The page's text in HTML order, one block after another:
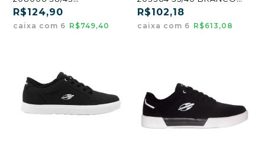
GREY/BRANCO 6 PARES
R$124,90
caixa com 6 R$749,40
(GF) (CX6)
R$102,18
caixa com 6 R$613,08